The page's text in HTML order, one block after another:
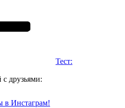
Тест:
с друзьями:
в Инстаграм!